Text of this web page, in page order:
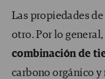
Las propiedades
otro. Por lo
combinación de
carbono orgánico y